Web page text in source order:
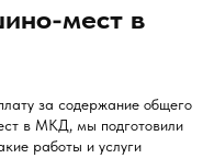
мест в
за содержание общего
в МКД, мы подготовили
работы и услуги